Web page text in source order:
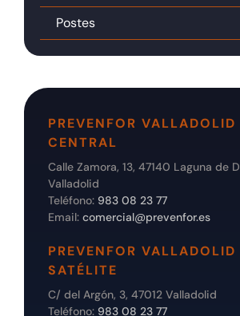
Postes
PREVENFOR VALLADOLID
CENTRAL
Calle Zamora, 13, 47140 Laguna de
Valladolid
Teléfono: 983 08 23 77
Email: comercial@prevenfor.es
PREVENFOR VALLADOLID
SATÉLITE
C/ del Argón, 3, 47012 Valladolid
Teléfono: 983 08 23 77